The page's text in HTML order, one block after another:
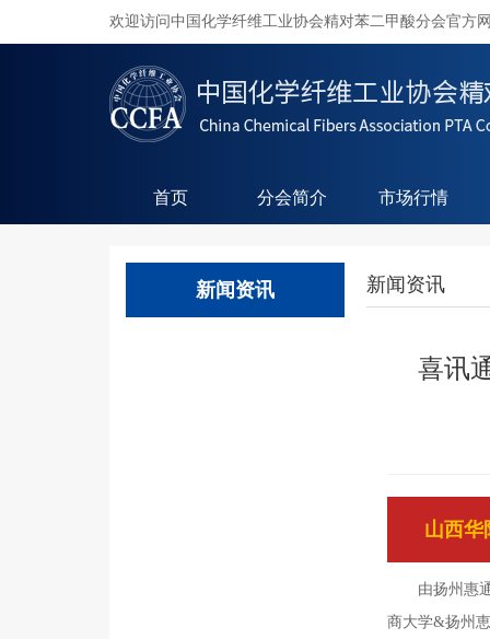
欢迎访问中国化学纤维工业协会精对苯二甲酸分会官方
首页 分会简介 市场行情
新闻资讯 新闻资讯
喜讯
山西华
由扬州惠
商大学&扬州